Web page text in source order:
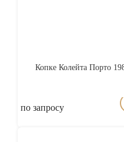
Копке Колейта Порто
по запросу